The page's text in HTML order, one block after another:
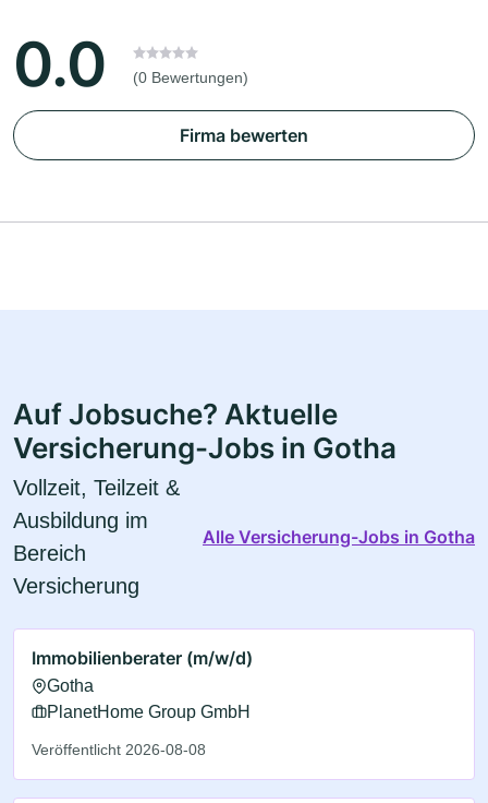
0.0 (0 Bewertungen)
Firma bewerten
Auf Jobsuche? Aktuelle
Versicherung-Jobs in Gotha
Vollzeit, Teilzeit &
Ausbildung im
Bereich
Versicherung
Alle Versicherung-Jobs in Gotha
Immobilienberater (m/w/d)
Gotha
PlanetHome Group GmbH
Veröffentlicht 2026-08-08